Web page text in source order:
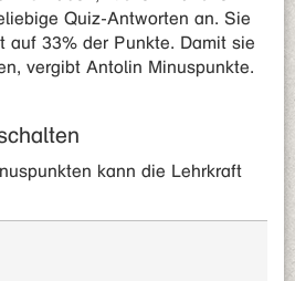
Quiz-Antworten an. Sie
auf 33% der Punkte. Damit sie
vergibt Antolin Minuspunkte.
kann die Lehrkraft